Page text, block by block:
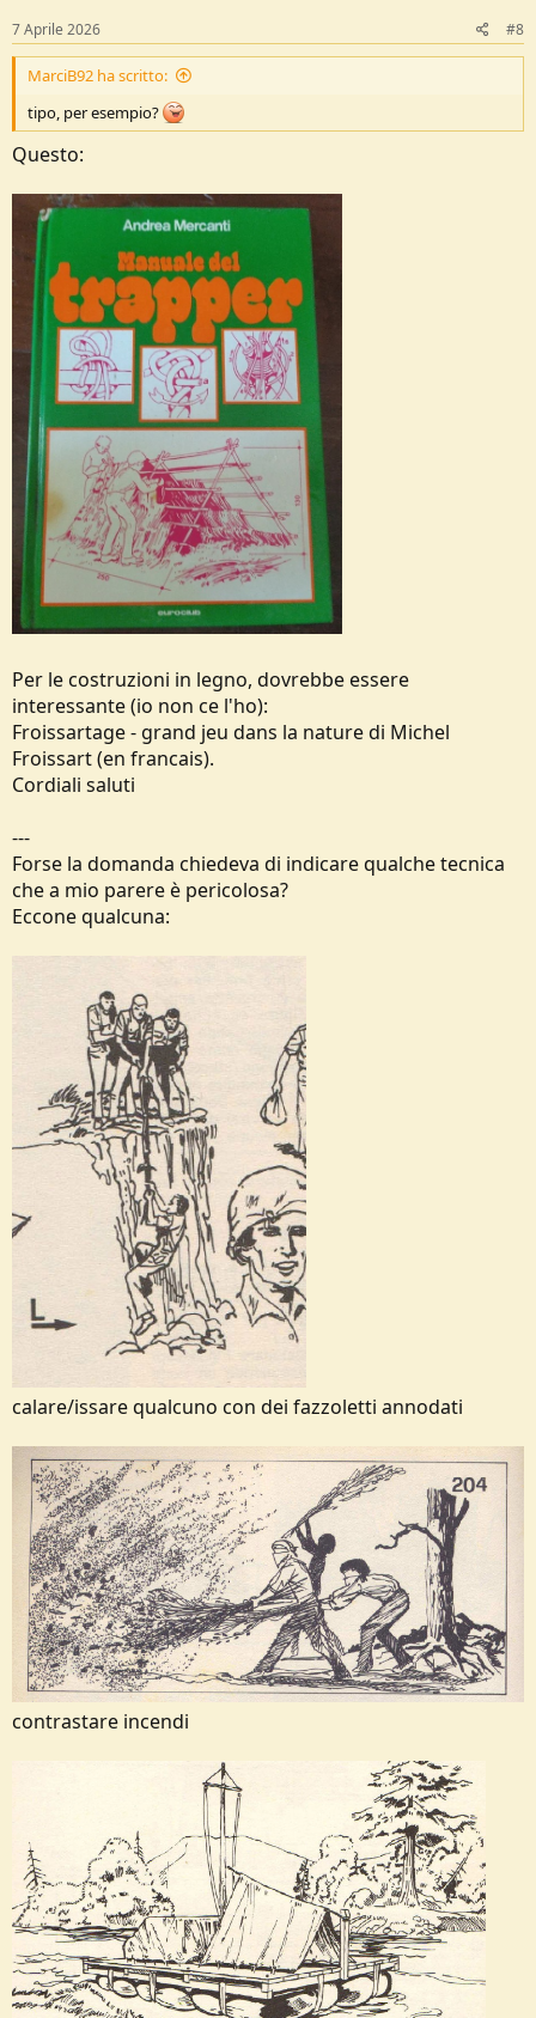
7 Aprile 2026 #8
MarciB92 ha scritto:
tipo, per esempio?
Questo:
Per le costruzioni in legno, dovrebbe essere
interessante (io non ce l'ho):
Froissartage - grand jeu dans la nature di Michel
Froissart (en francais).
Cordiali saluti
---
Forse la domanda chiedeva di indicare qualche tecnica
che a mio parere è pericolosa?
Eccone qualcuna:
calare/issare qualcuno con dei fazzoletti annodati
contrastare incendi